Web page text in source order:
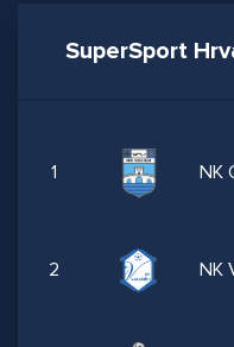
SuperSport
1 NK
2 NK